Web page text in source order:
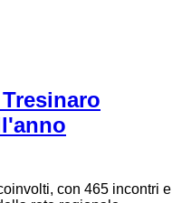
con 465 incontri e